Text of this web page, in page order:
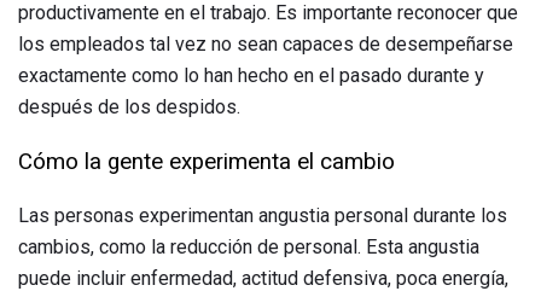
productivamente en el trabajo. Es importante reconocer que
los empleados tal vez no sean capaces de desempeñarse
exactamente como lo han hecho en el pasado durante y
después de los despidos.
Cómo la gente experimenta el cambio
Las personas experimentan angustia personal durante los
cambios, como la reducción de personal. Esta angustia
puede incluir enfermedad, actitud defensiva, poca energía,